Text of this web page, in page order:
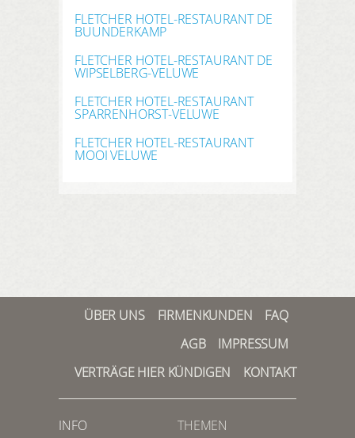
FLETCHER HOTEL-RESTAURANT DE
BUUNDERKAMP
FLETCHER HOTEL-RESTAURANT DE
WIPSELBERG-VELUWE
FLETCHER HOTEL-RESTAURANT
SPARRENHORST-VELUWE
FLETCHER HOTEL-RESTAURANT
MOOI VELUWE
ÜBER UNS FIRMENKUNDEN
FAQ
AGB
IMPRESSUM
VERTRÄGE HIER KÜNDIGEN
KONTAKT
INFO THEMEN